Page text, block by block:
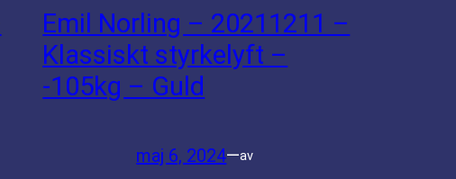
Emil Norling – 20211211 –
Klassiskt styrkelyft –
-105kg – Guld
maj 6, 2024—av